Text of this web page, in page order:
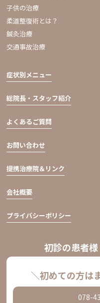
子供の治療
柔道整復術とは？
鍼灸治療
交通事故治療
症状別メニュー
総院長・スタッフ紹介
よくあるご質問
お問い合わせ
提携治療院＆リンク
会社概要
プライバシーポリシー
初診の患者
＼初めての方は
078-